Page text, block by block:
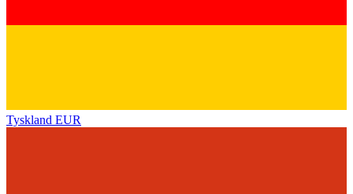
Tyskland EUR